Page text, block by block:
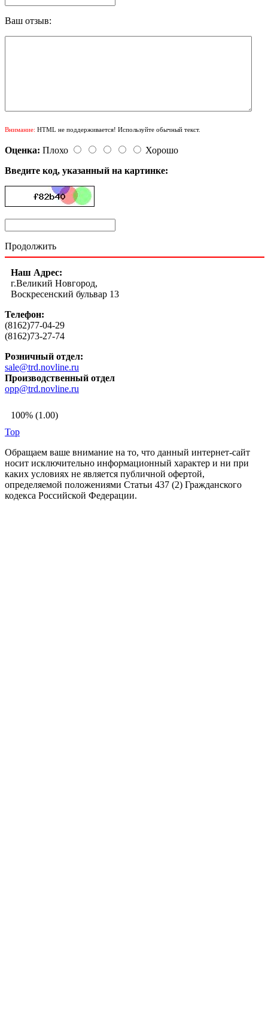
Ваш отзыв:
Внимание: HTML не поддерживается! Используйте обычный текст.
Оценка: Плохо
Хорошо
Введите код, указанный на картинке:
Продолжить
Наш Адрес:
г.Великий Новгород,
Воскресенский бульвар 13
Телефон:
(8162)77-04-29
(8162)73-27-74
Розничный отдел:
sale@trd.novline.ru
Производственный отдел
opp@trd.novline.ru
100% (1.00)
Top
Обращаем ваше внимание на то, что данный интернет-сайт
носит исключительно информационный характер и ни при
каких условиях не является публичной офертой,
определяемой положениями Статьи 437 (2) Гражданского
кодекса Российской Федерации.